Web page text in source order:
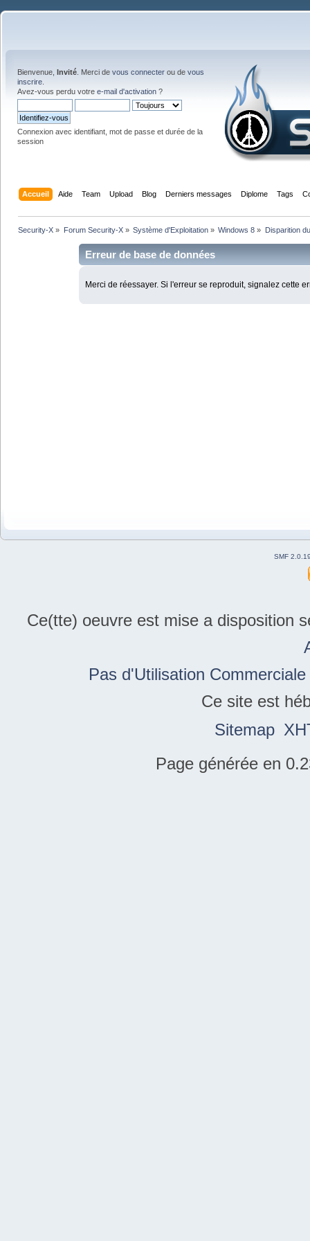
Bienvenue, Invité . Merci de vous connecter ou de vous
inscrire
Avez-vous perdu votre e-mail d'activation ?
Connexion avec identifiant, mot de passe et durée de la
session
Accueil Aide Team Upload Blog Derniers messages Diplome Tags
Security-X » Forum Security-X» Système d'Exploitation» Windows 8 » Disparition
Erreur de base de données
Merci de réessayer. Si l'erreur se reproduit, signalez cette
SMF
Ce(tte) oeuvre est mise a disposition
Pas d'Utilisation
Ce site est
Sitemap
Page générée en